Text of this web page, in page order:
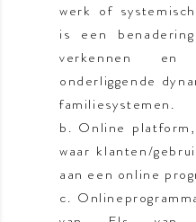
werk of
is een
verkennen
onderliggende
familiesystemen.
b. Online
waar klanten/
aan een online
c.